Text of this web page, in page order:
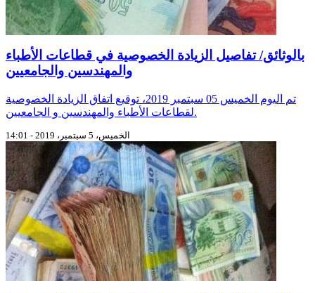
بالوثائق/ تفاصيل الزيادة الخصوصية في قطاعات الأطباء
والمهندسين والجامعيين
تم اليوم الخميس 05 سبتمبر 2019، توقيع اتفاق الزيادة الخصوصية
لقطاعات الأطباء والمهندسين و الجامعيين.
الخميس، 5 سبتمبر، 2019 - 14:01